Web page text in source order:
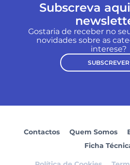
Subscreva
Gostaria de receber no
novidades sobre as
interese?
SUBSCREVER
Contactos Quem Somos
Ficha